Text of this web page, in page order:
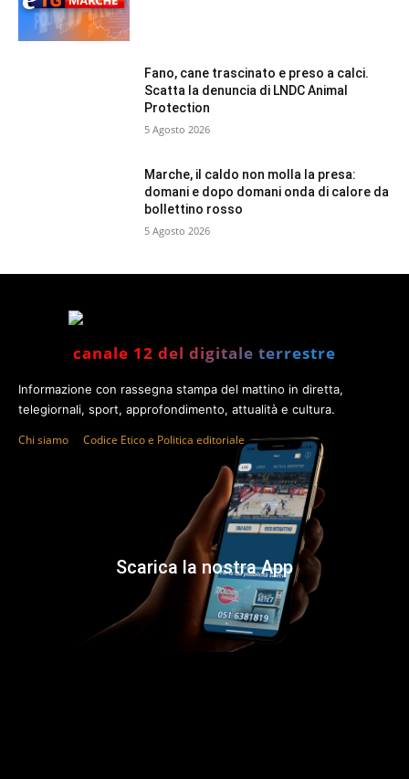
Fano, cane trascinato e preso a calci.
Scatta la denuncia di LNDC Animal
Protection
5 Agosto 2026
Marche, il caldo non molla la presa:
domani e dopo domani onda di calore da
bollettino rosso
5 Agosto 2026
canale 12 del digitale terrestre
Informazione con rassegna stampa del mattino in diretta,
telegiornali, sport, approfondimento, attualità e cultura.
Chi siamo Codice Etico e Politica editoriale
Scarica la nostra App